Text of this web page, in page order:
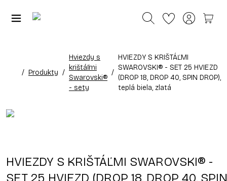
/ Produkty /
Hviezdy s
krištáľmi
Swarovski®
- sety
/
HVIEZDY S KRIŠTÁĽMI
SWAROVSKI® - SET 25 HVIEZD
(DROP 18, DROP 40, SPIN DROP),
teplá biela, zlatá
HVIEZDY S KRIŠTÁĽMI SWAROVSKI® -
SET 25 HVIEZD (DROP 18, DROP 40, SPIN